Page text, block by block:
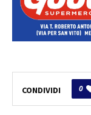
CONDIVIDI 0